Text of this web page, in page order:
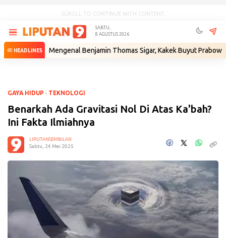
SCROLL TO CONTINUE WITH CONTENT
SABTU,
8 AGUSTUS 2026
HEADLINES
• Mengenal Benjamin Thomas Sigar, Kakek Buyut Prabowo dari
GAYA HIDUP › TEKNOLOGI
Benarkah Ada Gravitasi Nol Di Atas Ka'bah?
Ini Fakta Ilmiahnya
LIPUTANSEMBILAN
Sabtu, 24 Mei 2025